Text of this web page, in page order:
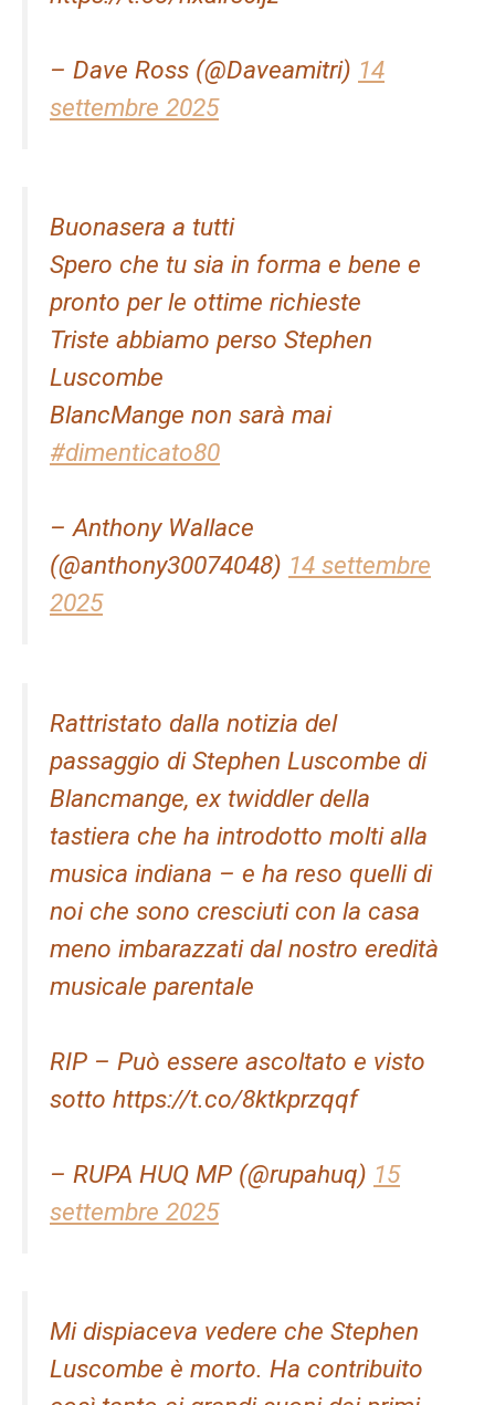
– Dave Ross (@Daveamitri) 14
settembre 2025
Buonasera a tutti
Spero che tu sia in forma e bene e
pronto per le ottime richieste
Triste abbiamo perso Stephen
Luscombe
BlancMange non sarà mai
#dimenticato80
– Anthony Wallace
(@anthony30074048) 14 settembre
2025
Rattristato dalla notizia del
passaggio di Stephen Luscombe di
Blancmange, ex twiddler della
tastiera che ha introdotto molti alla
musica indiana – e ha reso quelli di
noi che sono cresciuti con la casa
meno imbarazzati dal nostro eredità
musicale parentale
RIP – Può essere ascoltato e visto
sotto https://t.co/8ktkprzqqf
– RUPA HUQ MP (@rupahuq) 15
settembre 2025
Mi dispiaceva vedere che Stephen
Luscombe è morto. Ha contribuito